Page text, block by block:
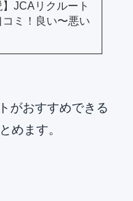
】JCAリクルート
コミ！良い〜悪い
がおすすめできる
めます。